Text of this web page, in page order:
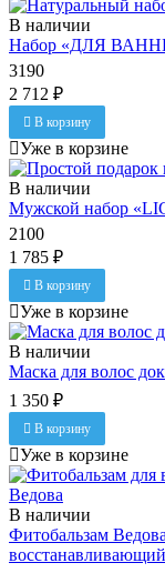
В наличии
Набор «ДЛЯ
3190
2 712 ₽
В корзину
Уже в корзине
В наличии
Мужской набор
2100
1 785 ₽
В корзину
Уже в корзине
В наличии
Маска для волос
1 350 ₽
В корзину
Уже в корзине
В наличии
Фитобальзам
восстанавливающий